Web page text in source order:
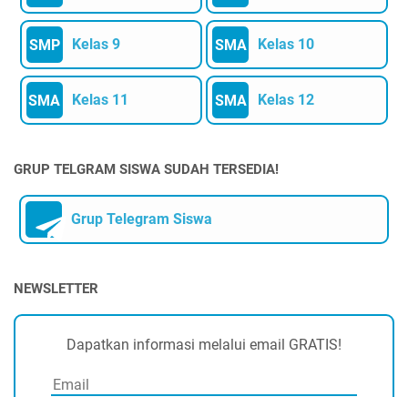
SMP Kelas 9 SMA Kelas 10
SMA Kelas 11 SMA Kelas 12
GRUP TELGRAM SISWA SUDAH TERSEDIA!
Grup Telegram Siswa
NEWSLETTER
Dapatkan informasi melalui email GRATIS!